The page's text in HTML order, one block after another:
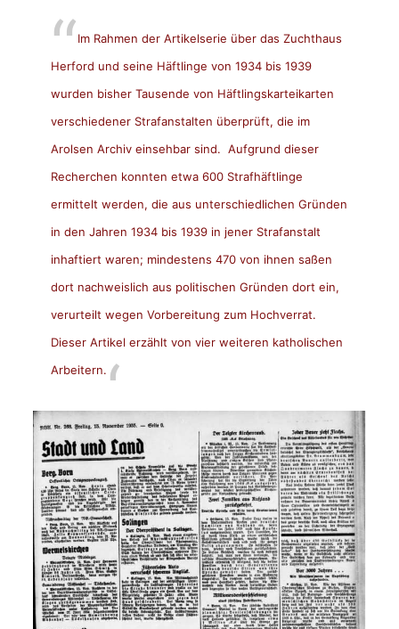
Im Rahmen der Artikelserie über das Zuchthaus
Herford und seine Häftlinge von 1934 bis 1939
wurden bisher Tausende von Häftlingskarteikarten
verschiedener Strafanstalten überprüft, die im
Arolsen Archiv einsehbar sind. Aufgrund dieser
Recherchen konnten etwa 600 Strafhäftlinge
ermittelt werden, die aus unterschiedlichen Gründen
in den Jahren 1934 bis 1939 in jener Strafanstalt
inhaftiert waren; mindestens 470 von ihnen saßen
dort nachweislich aus politischen Gründen dort ein,
verurteilt wegen Vorbereitung zum Hochverrat.
Dieser Artikel erzählt von vier weiteren katholischen
Arbeitern.